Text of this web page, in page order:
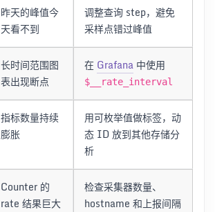
昨天的峰值今
天看不到
调整查询 step，避免
采样点错过峰值
长时间范围图
表出现断点
在 Grafana 中使用
$__rate_interval
指标数量持续
膨胀
用可枚举值做标签，动
态 ID 放到其他存储分
析
Counter 的
rate 结果巨大
检查采集器数量、
hostname 和上报间隔